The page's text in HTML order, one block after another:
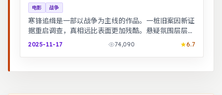
电影 战争
寒锋追缉是一部以战争为主线的作品。一桩旧案因新证
据重启调查，真相远比表面更加残酷。悬疑氛围层层推
进，线索拼图式叙事，结局出人意料。
2025-11-17 74,090 6.7